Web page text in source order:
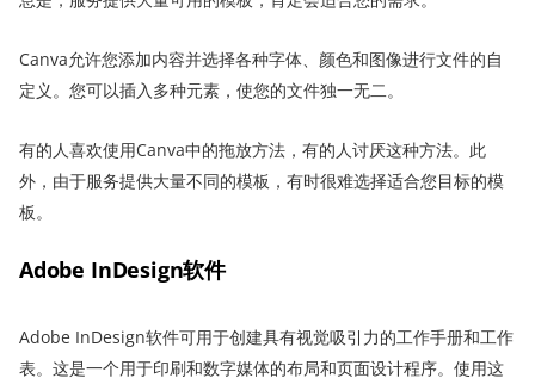
Canva允许您添加内容并选择各种字体、颜色和图像进行文件的自
定义。您可以插入多种元素，使您的文件独一无二。
有的人喜欢使用Canva中的拖放方法，有的人讨厌这种方法。此
外，由于服务提供大量不同的模板，有时很难选择适合您目标的模
板。
Adobe InDesign软件
Adobe InDesign软件可用于创建具有视觉吸引力的工作手册和工作
表。这是一个用于印刷和数字媒体的布局和页面设计程序。使用这